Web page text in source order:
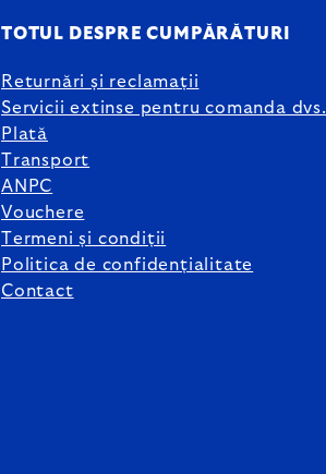
TOTUL DESPRE CUMPĂRĂTURI
Returnări și reclamații
Servicii extinse pentru comanda dvs.
Plată
Transport
ANPC
Vouchere
Termeni și condiții
Politica de confidențialitate
Contact